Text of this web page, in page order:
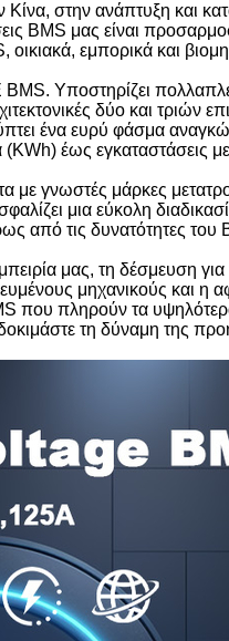
Κίνα, στην ανάπτυξη και
BMS μας είναι
εμπορικά και
BMS. Υποστηρίζει
δύο και τριών
ένα ευρύ φάσμα
έως εγκαταστάσεις
με γνωστές μάρκες
μια εύκολη
από τις δυνατότητες
μας, τη δέσμευση για
μηχανικούς και η
που πληρούν τα
τη δύναμη της